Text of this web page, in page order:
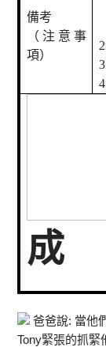
備考
（注意事
項）
成
爸爸說: 當他
Tony緊張的抓